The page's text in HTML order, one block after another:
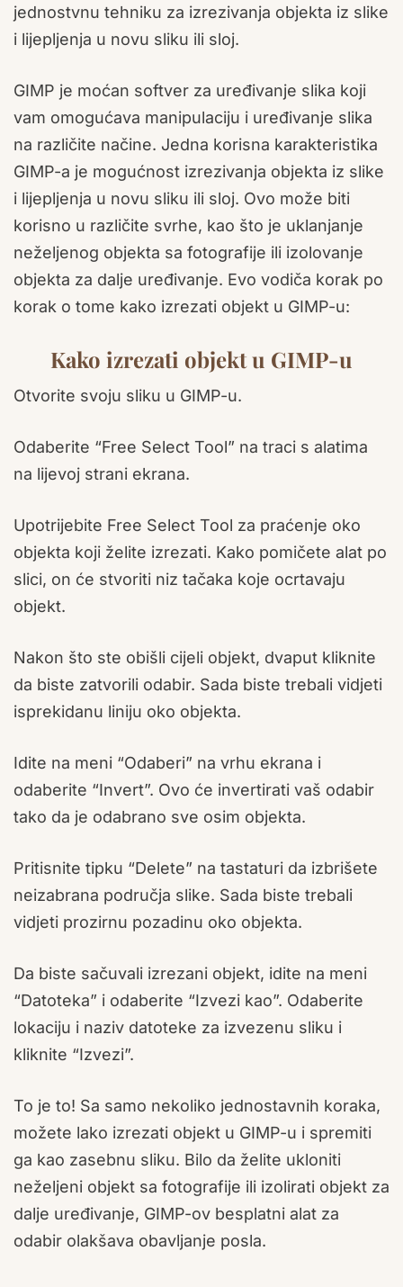
jednostvnu tehniku za izrezivanja objekta iz slike
i lijepljenja u novu sliku ili sloj.
GIMP je moćan softver za uređivanje slika koji
vam omogućava manipulaciju i uređivanje slika
na različite načine. Jedna korisna karakteristika
GIMP-a je mogućnost izrezivanja objekta iz slike
i lijepljenja u novu sliku ili sloj. Ovo može biti
korisno u različite svrhe, kao što je uklanjanje
neželjenog objekta sa fotografije ili izolovanje
objekta za dalje uređivanje. Evo vodiča korak po
korak o tome kako izrezati objekt u GIMP-u:
Kako izrezati objekt u GIMP-u
Otvorite svoju sliku u GIMP-u.
Odaberite “Free Select Tool” na traci s alatima
na lijevoj strani ekrana.
Upotrijebite Free Select Tool za praćenje oko
objekta koji želite izrezati. Kako pomičete alat po
slici, on će stvoriti niz tačaka koje ocrtavaju
objekt.
Nakon što ste obišli cijeli objekt, dvaput kliknite
da biste zatvorili odabir. Sada biste trebali vidjeti
isprekidanu liniju oko objekta.
Idite na meni “Odaberi” na vrhu ekrana i
odaberite “Invert”. Ovo će invertirati vaš odabir
tako da je odabrano sve osim objekta.
Pritisnite tipku “Delete” na tastaturi da izbrišete
neizabrana područja slike. Sada biste trebali
vidjeti prozirnu pozadinu oko objekta.
Da biste sačuvali izrezani objekt, idite na meni
“Datoteka” i odaberite “Izvezi kao”. Odaberite
lokaciju i naziv datoteke za izvezenu sliku i
kliknite “Izvezi”.
To je to! Sa samo nekoliko jednostavnih koraka,
možete lako izrezati objekt u GIMP-u i spremiti
ga kao zasebnu sliku. Bilo da želite ukloniti
neželjeni objekt sa fotografije ili izolirati objekt za
dalje uređivanje, GIMP-ov besplatni alat za
odabir olakšava obavljanje posla.